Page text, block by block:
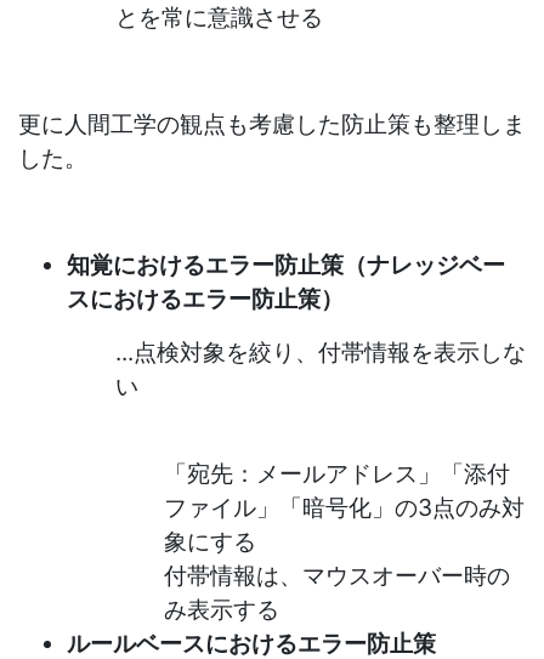
とを常に意識させる
更に人間工学の観点も考慮した防止策も整理しま
した。
知覚におけるエラー防止策（ナレッジベー
スにおけるエラー防止策）
...点検対象を絞り、付帯情報を表示しな
い
「宛先：メールアドレス」「添付
ファイル」「暗号化」の3点のみ対
象にする
付帯情報は、マウスオーバー時の
み表示する
ルールベースにおけるエラー防止策